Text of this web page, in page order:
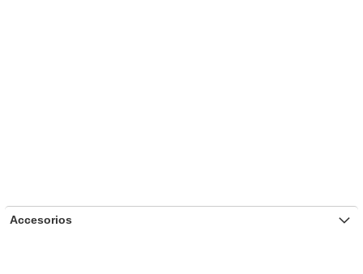
Accesorios